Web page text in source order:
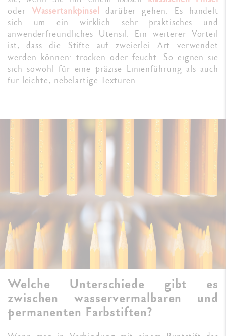
oder Wassertankpinsel
darüber gehen. Es handelt
sich um ein wirklich sehr praktisches und
anwenderfreundliches Utensil. Ein weiterer Vorteil
ist, dass die Stifte auf zweierlei Art verwendet
werden können: trocken oder feucht. So eignen sie
sich sowohl für eine präzise Linienführung als auch
für leichte, nebelartige Texturen.
Welche Unterschiede gibt es
zwischen wasservermalbaren und
permanenten Farbstiften?